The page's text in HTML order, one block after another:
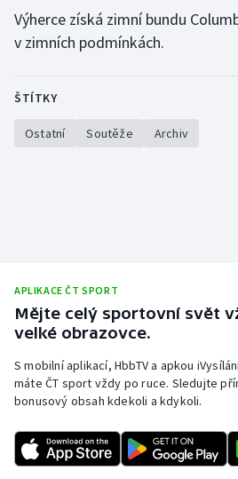
Krasobruslení
Lyže a snowboard
Parasport
Plavání
Plážový volejbal
Ragby
Rychlobruslení
Výherce získá zimní bundu
v zimních podmínkách.
ŠTÍTKY
Ostatní Soutěže Archiv
APLIKACE ČT SPORT
Mějte celý sportovní svět
velké obrazovce.
S mobilní aplikací, HbbTV a apkou
máte ČT sport vždy po ruce. Sledujte
bonusový obsah kdekoli a kdykoli.